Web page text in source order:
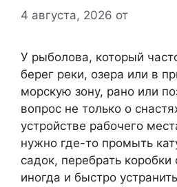
4 августа, 2026 от
У рыболова, который
берег реки, озера или в
морскую зону, рано или
вопрос не только о
устройстве рабочего
нужно где-то промыть
садок, перебрать
иногда и быстро